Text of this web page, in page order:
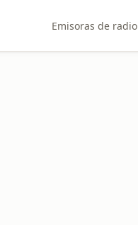
Emisoras de radio